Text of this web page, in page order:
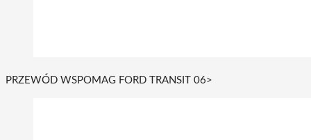
PRZEWÓD WSPOMAG FORD TRANSIT 06>